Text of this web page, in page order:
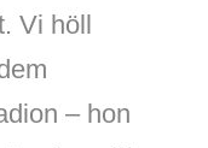
Vi höll
– hon